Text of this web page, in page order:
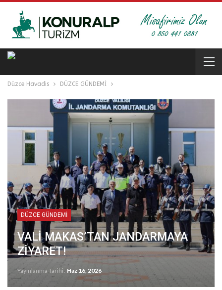
Düzce Havadis DÜZCE GÜNDEMİ
DÜZCE GÜNDEMİ
VALİ MAKAS’TAN JANDARMAYA
ZİYARET!
Yayınlanma Tarihi: Haz 16, 2026